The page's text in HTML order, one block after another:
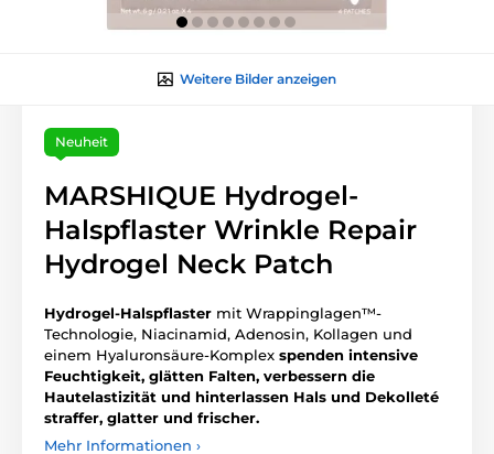
Weitere Bilder anzeigen
Neuheit
MARSHIQUE Hydrogel-
Halspflaster Wrinkle Repair
Hydrogel Neck Patch
Hydrogel-Halspflaster mit Wrappinglagen™-
Technologie, Niacinamid, Adenosin, Kollagen und
einem Hyaluronsäure-Komplex spenden intensive
Feuchtigkeit, glätten Falten, verbessern die
Hautelastizität und hinterlassen Hals und Dekolleté
straffer, glatter und frischer.
Mehr Informationen ›